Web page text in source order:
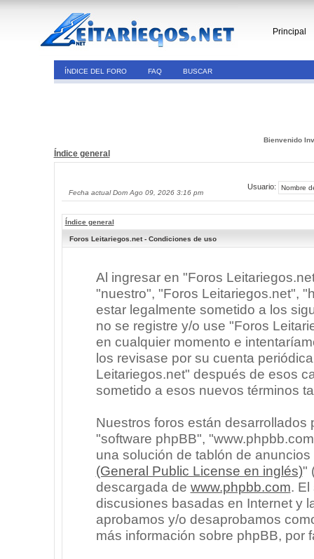
Principal
ÍNDICE DEL FORO FAQ BUSCAR
Bienvenido
Índice general
Fecha actual Dom Ago 09, 2026 3:16 pm
Usuario:
Índice general
Foros Leitariegos.net - Condiciones de uso
Al ingresar en "Foros
"nuestro", "Foros Leitariegos.net",
estar legalmente sometido a los
no se registre y/o use "Foros
en cualquier momento e
los revisase por su cuenta
Leitariegos.net" después de esos
sometido a esos nuevos términos
Nuestros foros están
"software phpBB",
una solución de tablón de
(General Public License en inglés)"
descargada de www.phpbb.com. El
discusiones basadas en Internet y
aprobamos y/o desaprobamos
más información sobre phpBB, por